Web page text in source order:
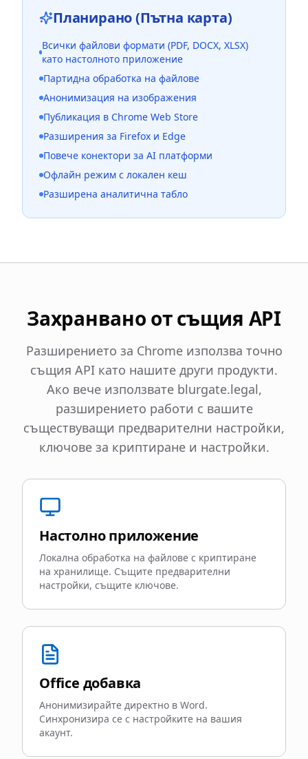
Планирано (Пътна карта)
Всички файлови формати (PDF, DOCX, XLSX)
като настолното приложение
Партидна обработка на файлове
Анонимизация на изображения
Публикация в Chrome Web Store
Разширения за Firefox и Edge
Повече конектори за AI платформи
Офлайн режим с локален кеш
Разширена аналитична табло
Захранвано от същия API
Разширението за Chrome използва точно
същия API като нашите други продукти.
Ако вече използвате blurgate.legal,
разширението работи с вашите
съществуващи предварителни настройки,
ключове за криптиране и настройки.
Настолно приложение
Локална обработка на файлове с криптиране
на хранилище. Същите предварителни
настройки, същите ключове.
Office добавка
Анонимизирайте директно в Word.
Синхронизира се с настройките на вашия
акаунт.